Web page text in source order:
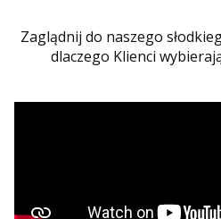
Zaglądnij do naszego
dlaczego Klienci